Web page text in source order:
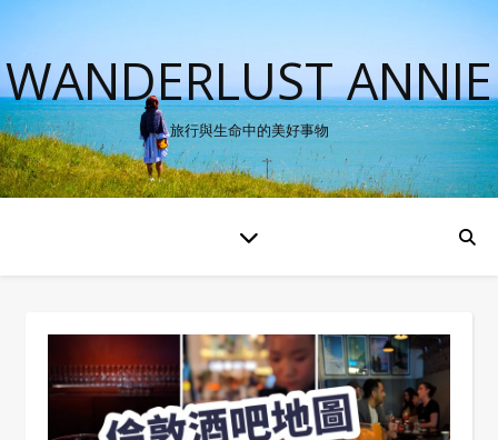
WANDERLUST ANNIE
旅行與生命中的美好事物